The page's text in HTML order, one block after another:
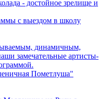
- достойное зрелище и
с выездом в школу
динамичным,
замечательные артисты-
Пометлуша"